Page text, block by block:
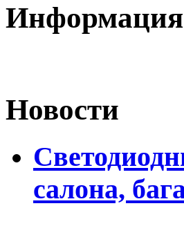
Информация
Новости
салона,